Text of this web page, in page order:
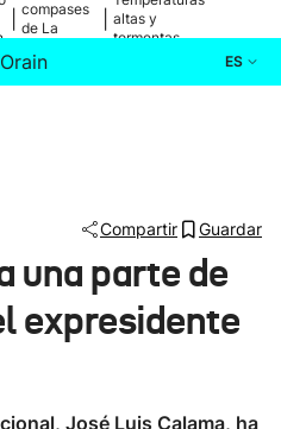
compases
de La
altas y
tormentas
ES
Compartir Guardar
una parte de
expresidente
José Luis Calama, ha